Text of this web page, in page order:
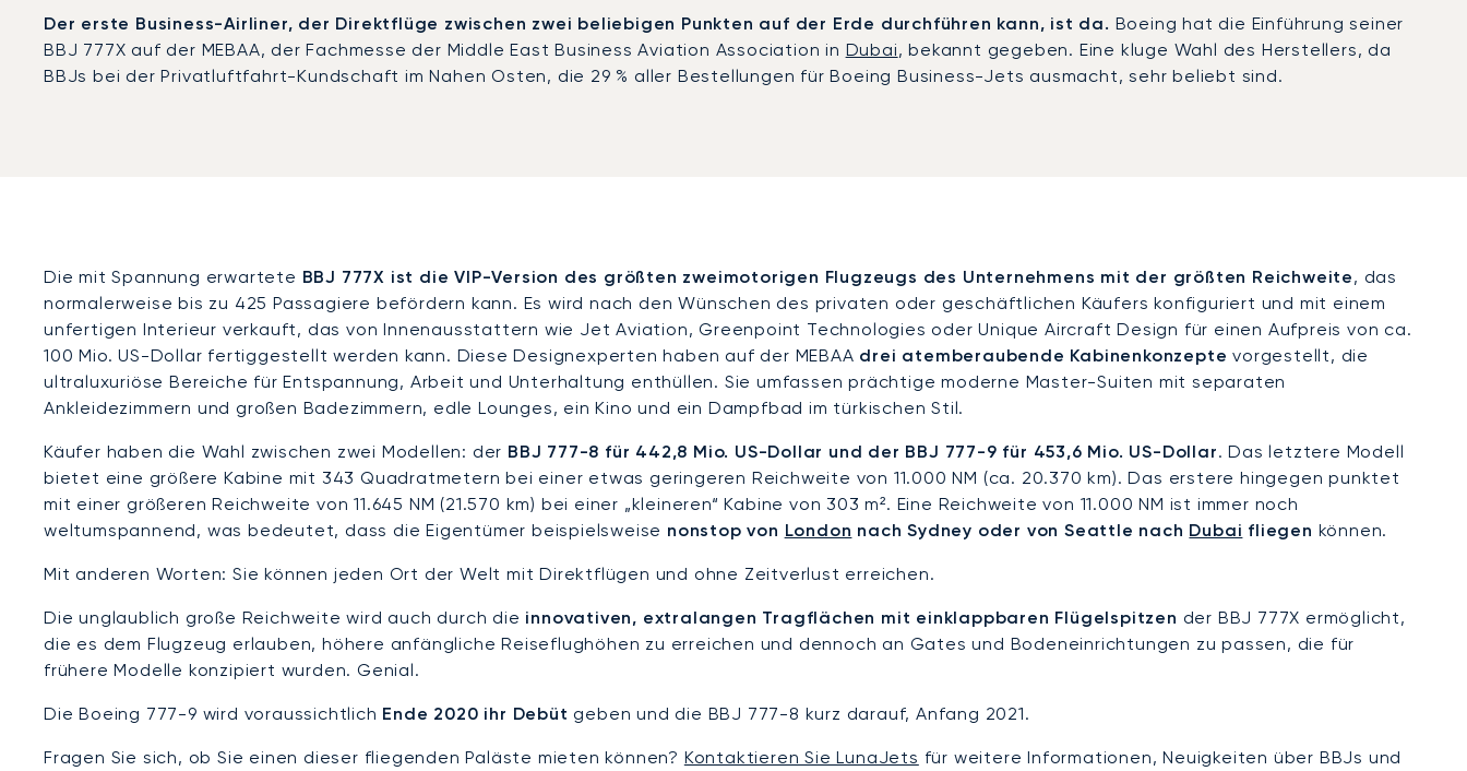
Der erste Business-Airliner, der Direktflüge zwischen zwei beliebigen Punkten auf der Erde durchführen kann, ist da. Boeing hat die Einführung seiner
BBJ 777X auf der MEBAA, der Fachmesse der Middle East Business Aviation Association in Dubai, bekannt gegeben. Eine kluge Wahl des Herstellers, da
BBJs bei der Privatluftfahrt-Kundschaft im Nahen Osten, die 29 % aller Bestellungen für Boeing Business-Jets ausmacht, sehr beliebt sind.
Die mit Spannung erwartete BBJ 777X ist die VIP-Version des größten zweimotorigen Flugzeugs des Unternehmens mit der größten Reichweite, das
normalerweise bis zu 425 Passagiere befördern kann. Es wird nach den Wünschen des privaten oder geschäftlichen Käufers konfiguriert und mit einem
unfertigen Interieur verkauft, das von Innenausstattern wie Jet Aviation, Greenpoint Technologies oder Unique Aircraft Design für einen Aufpreis von ca.
100 Mio. US-Dollar fertiggestellt werden kann. Diese Designexperten haben auf der MEBAA drei atemberaubende Kabinenkonzepte vorgestellt, die
ultraluxuriöse Bereiche für Entspannung, Arbeit und Unterhaltung enthüllen. Sie umfassen prächtige moderne Master-Suiten mit separaten
Ankleidezimmern und großen Badezimmern, edle Lounges, ein Kino und ein Dampfbad im türkischen Stil.
Käufer haben die Wahl zwischen zwei Modellen: der BBJ 777-8 für 442,8 Mio. US-Dollar und der BBJ 777-9 für 453,6 Mio. US-Dollar. Das letztere Modell
bietet eine größere Kabine mit 343 Quadratmetern bei einer etwas geringeren Reichweite von 11.000 NM (ca. 20.370 km). Das erstere hingegen punktet
mit einer größeren Reichweite von 11.645 NM (21.570 km) bei einer „kleineren“ Kabine von 303 m². Eine Reichweite von 11.000 NM ist immer noch
weltumspannend, was bedeutet, dass die Eigentümer beispielsweise nonstop von London nach Sydney oder von Seattle nach Dubai fliegen können.
Mit anderen Worten: Sie können jeden Ort der Welt mit Direktflügen und ohne Zeitverlust erreichen.
Die unglaublich große Reichweite wird auch durch die innovativen, extralangen Tragflächen mit einklappbaren Flügelspitzen der BBJ 777X ermöglicht,
die es dem Flugzeug erlauben, höhere anfängliche Reiseflughöhen zu erreichen und dennoch an Gates und Bodeneinrichtungen zu passen, die für
frühere Modelle konzipiert wurden. Genial.
Die Boeing 777-9 wird voraussichtlich Ende 2020 ihr Debüt geben und die BBJ 777-8 kurz darauf, Anfang 2021.
Fragen Sie sich, ob Sie einen dieser fliegenden Paläste mieten können? Kontaktieren Sie LunaJets für weitere Informationen, Neuigkeiten über BBJs und